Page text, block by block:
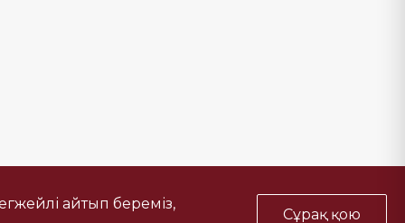
айтып береміз,
Сұрақ қою